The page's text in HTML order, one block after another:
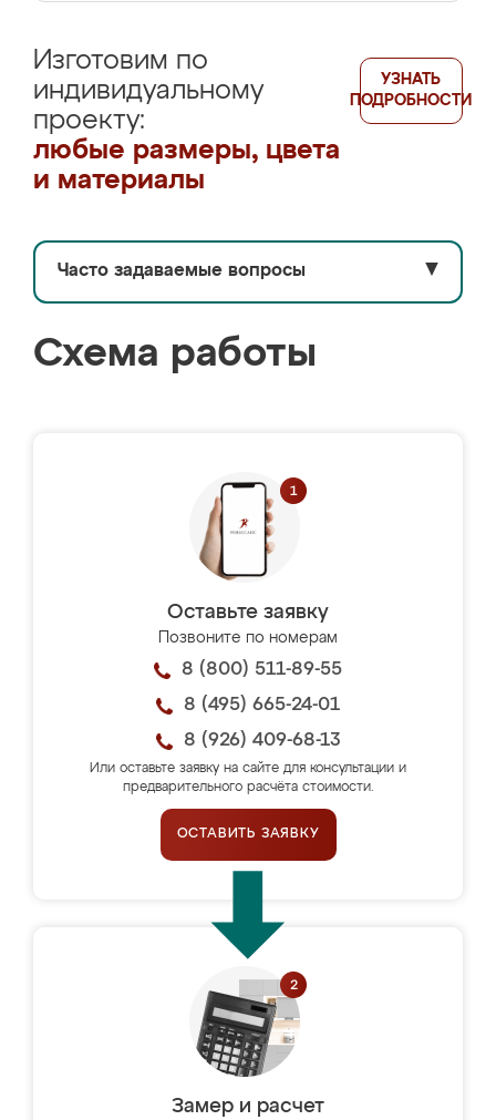
Изготовим по
индивидуальному
проекту:
любые размеры, цвета
и материалы
УЗНАТЬ
ПОДРОБНОСТИ
Часто задаваемые вопросы ▼
Схема работы
Оставьте заявку
Позвоните по номерам
8 (800) 511-89-55
8 (495) 665-24-01
8 (926) 409-68-13
Или оставьте заявку на сайте для консультации и
предварительного расчёта стоимости.
ОСТАВИТЬ ЗАЯВКУ
Замер и расчет